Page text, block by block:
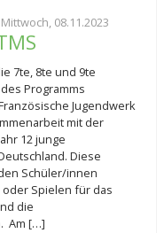
08.11.2023
7te, 8te und 9te
Programms
Jugendwerk
mit der
12 junge
Diese
Schüler/innen
Spielen für das
die
Am […]